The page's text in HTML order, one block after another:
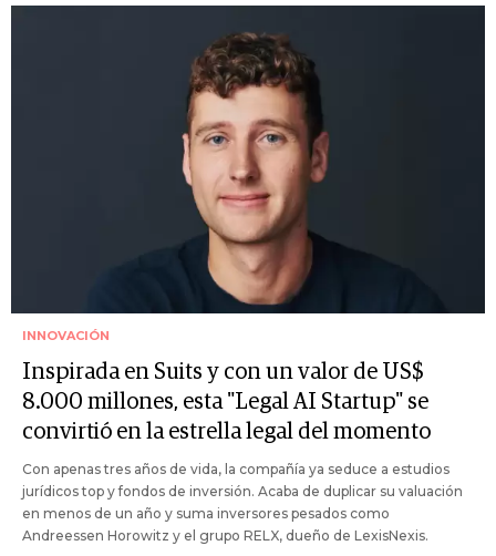
INNOVACIÓN
Inspirada en Suits y con un valor de US$
8.000 millones, esta "Legal AI Startup" se
convirtió en la estrella legal del momento
Con apenas tres años de vida, la compañía ya seduce a estudios
jurídicos top y fondos de inversión. Acaba de duplicar su valuación
en menos de un año y suma inversores pesados como
Andreessen Horowitz y el grupo RELX, dueño de LexisNexis.